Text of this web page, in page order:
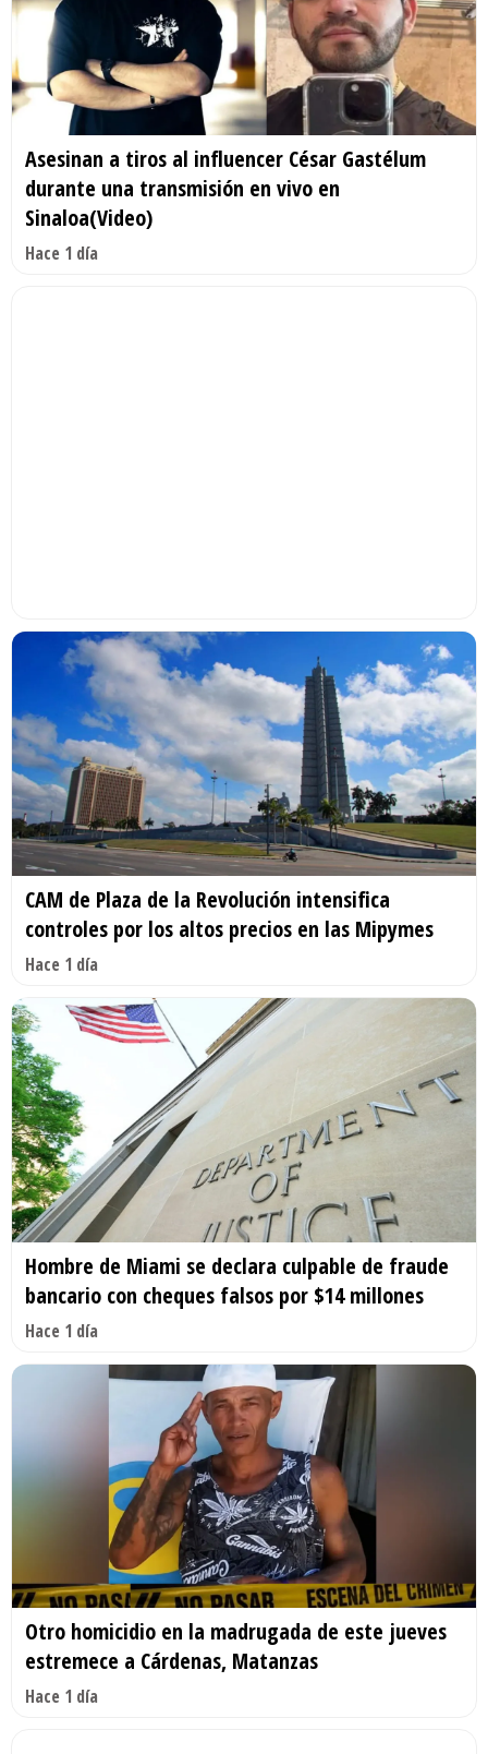
Asesinan a tiros al influencer César Gastélum
durante una transmisión en vivo en
Sinaloa(Video)
Hace 1 día
CAM de Plaza de la Revolución intensifica
controles por los altos precios en las Mipymes
Hace 1 día
Hombre de Miami se declara culpable de fraude
bancario con cheques falsos por $14 millones
Hace 1 día
Otro homicidio en la madrugada de este jueves
estremece a Cárdenas, Matanzas
Hace 1 día